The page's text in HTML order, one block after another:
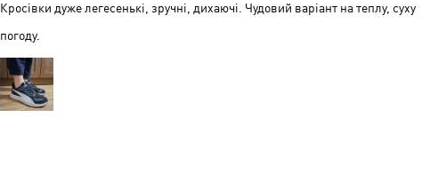
Кросівки дуже легесенькі, зручні, дихаючі. Чудовий варіант на теплу, суху
погоду.